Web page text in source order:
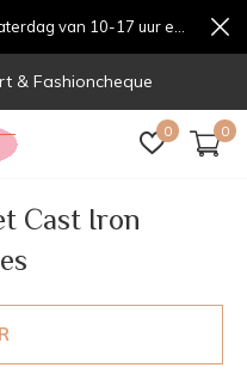
0 0
& Fashioncheque
Cast Iron